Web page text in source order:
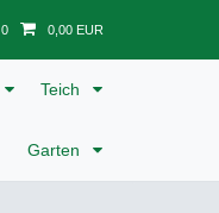
0 0,00 EUR
Teich
Garten